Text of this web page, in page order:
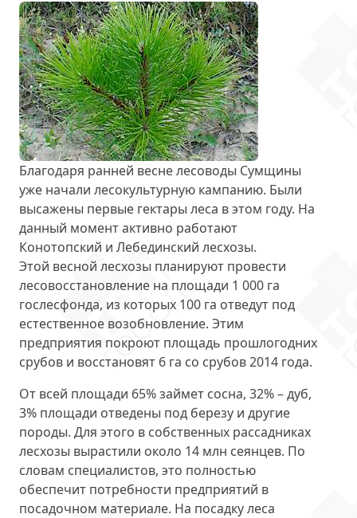
Благодаря ранней весне лесоводы Сумщины
уже начали лесокультурную кампанию. Были
высажены первые гектары леса в этом году. На
данный момент активно работают
Конотопский и Лебединский лесхозы.
Этой весной лесхозы планируют провести
лесовосстановление на площади 1 000 га
гослесфонда, из которых 100 га отведут под
естественное возобновление. Этим
предприятия покроют площадь прошлогодних
срубов и восстановят 6 га со срубов 2014 года.
От всей площади 65% займет сосна, 32% – дуб,
3% площади отведены под березу и другие
породы. Для этого в собственных рассадниках
лесхозы вырастили около 14 млн сеянцев. По
словам специалистов, это полностью
обеспечит потребности предприятий в
посадочном материале. На посадку леса